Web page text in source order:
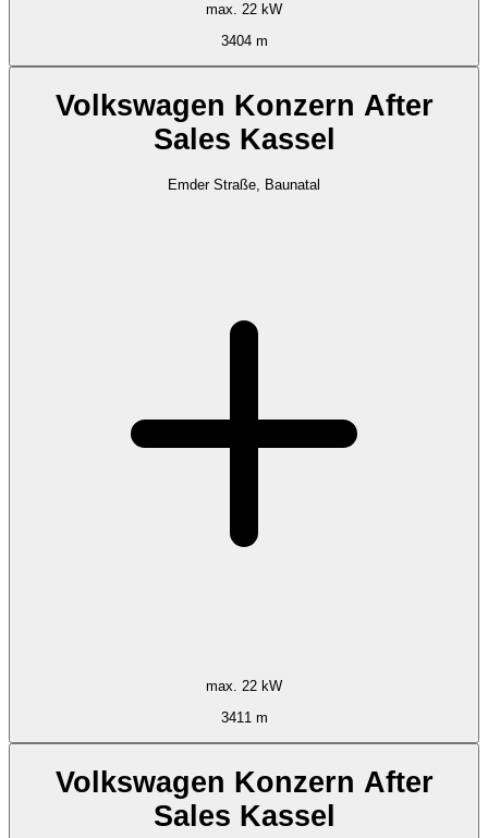
max. 22 kW
3404 m
Volkswagen Konzern After
Sales Kassel
Emder Straße, Baunatal
max. 22 kW
3411 m
Volkswagen Konzern After
Sales Kassel